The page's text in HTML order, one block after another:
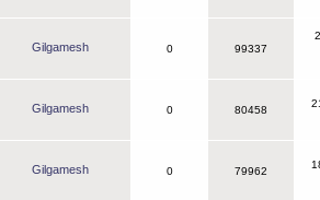
Gilgamesh 0 99337
Gilgamesh 0 80458
Gilgamesh 0 79962